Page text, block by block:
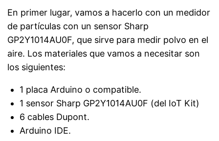
En primer lugar, vamos a hacerlo con un medidor
de partículas con un sensor Sharp
GP2Y1014AU0F, que sirve para medir polvo en el
aire. Los materiales que vamos a necesitar son
los siguientes:
1 placa Arduino o compatible.
1 sensor Sharp GP2Y1014AU0F (del IoT Kit)
6 cables Dupont.
Arduino IDE.